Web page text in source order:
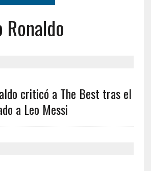
criticó a The Best tras el
a Leo Messi